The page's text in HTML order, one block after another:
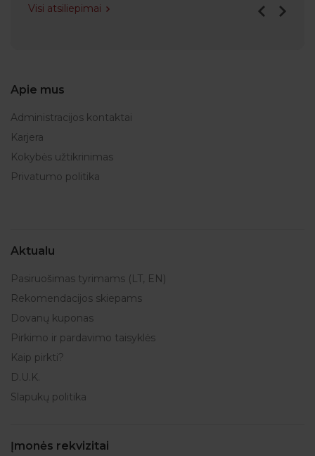
Visi atsiliepimai
Apie mus
Administracijos kontaktai
Karjera
Kokybės užtikrinimas
Privatumo politika
Aktualu
Pasiruošimas tyrimams (LT, EN)
Rekomendacijos skiepams
Dovanų kuponas
Pirkimo ir pardavimo taisyklės
Kaip pirkti?
D.U.K.
Slapukų politika
Įmonės rekvizitai